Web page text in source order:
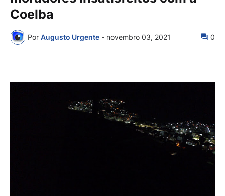
Coelba
Por Augusto Urgente - novembro 03, 2021 0